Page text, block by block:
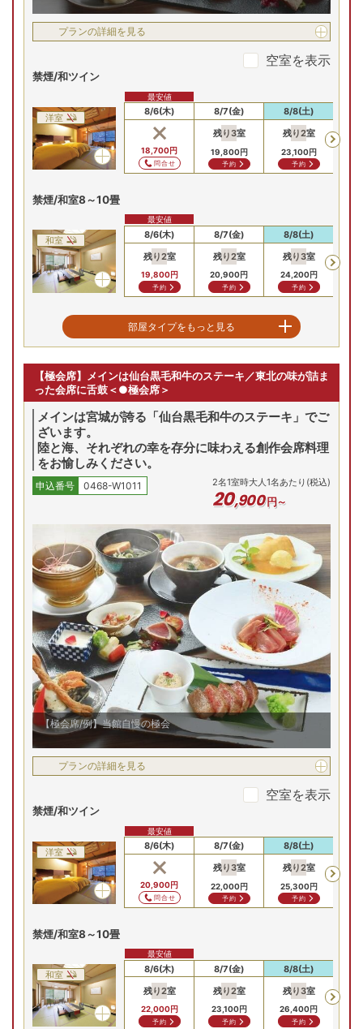
プランの詳細を見る
空室を表示
禁煙/和ツイン
洋室
8/6(木)
18,700円
問合せ
最安値
8/7(金)
残り3室
19,800円
予約
8/8(土)
残り2室
23,100円
予約
禁煙/和室8～10畳
和室
8/6(木)
残り2室
19,800円
予約
最安値
8/7(金)
残り2室
20,900円
予約
8/8(土)
残り3室
24,200円
予約
禁煙/角部屋確約特別和室
和室
残り1室
20,900
予約 問合せ
残り1室
禁煙/温泉風呂付和洋室
和洋室
8/6(木)
予約
最安値
8/7(金)
8/8(土)
残り
予約
部屋タイプをもっと見る
【極会席】メインは仙台黒毛和牛のステーキ／東北の味が詰ま
った会席に舌鼓＜●極会席＞
メインは宮城が誇る「仙台黒毛和牛のステーキ」でご
ざいます。
陸と海、それぞれの幸を存分に味わえる創作会席料理
をお愉しみください。
申込番号 0468-W1011 2名1室時大人1名あたり(税込)
20,900円～
【極会席/例】当館自慢の極会
プランの詳細を見る
空室を表示
禁煙/和ツイン
洋室
8/6(木)
20,900円
問合せ
最安値
8/7(金)
残り3室
22,000円
予約
8/8(土)
残り2室
25,300円
予約
禁煙/和室8～10畳
和室
8/6(木)
残り2室
22,000円
予約
最安値
8/7(金)
残り2室
23,100円
予約
8/8(土)
残り3室
26,400円
予約